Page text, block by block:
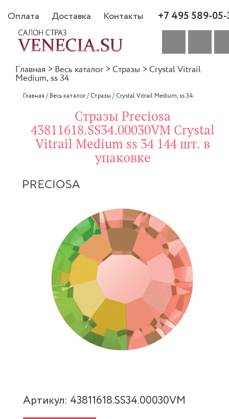
Оплата Доставка Контакты +7 495 589-
Главная > Весь каталог > Стразы > Crystal Vitrail
Medium, ss 34
Главная /Весь каталог/Стразы /Crystal Vitrail Medium, ss 34
Стразы Preciosa
43811618.SS34.00030VM Crystal
Vitrail Medium ss 34 144 шт. в
упаковке
Артикул: 43811618.SS34.00030VM